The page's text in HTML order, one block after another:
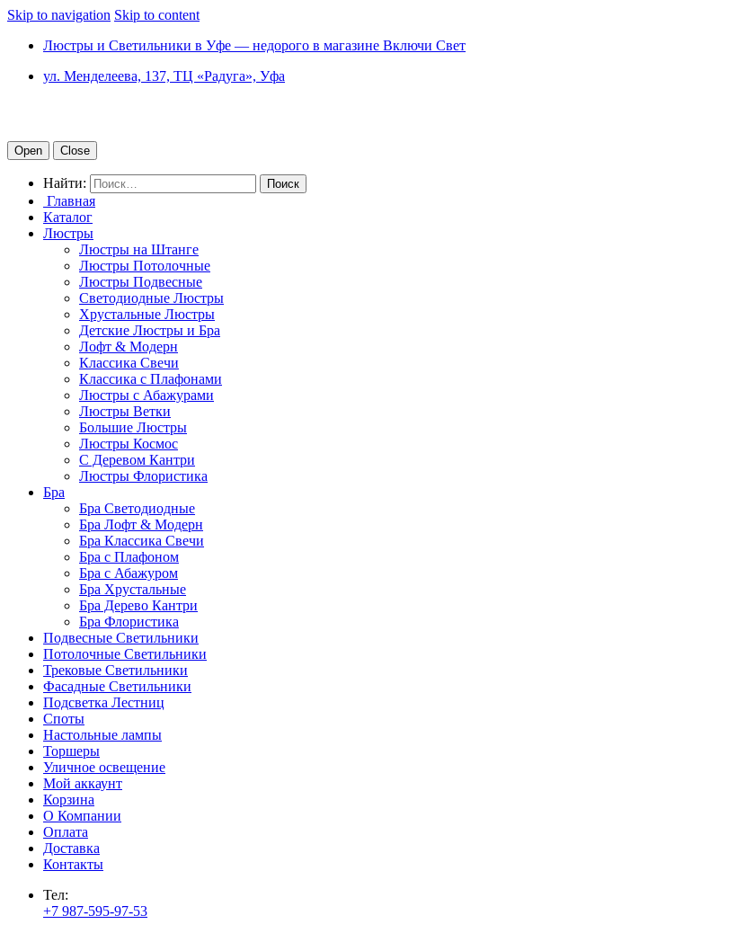
Skip to navigation Skip to content
Люстры и Светильники в Уфе — недорого в магазине Включи Свет
ул. Менделеева, 137, ТЦ «Радуга», Уфа
Open Close
Найти:
Главная
Каталог
Люстры
Люстры на Штанге
Люстры Потолочные
Люстры Подвесные
Светодиодные Люстры
Хрустальные Люстры
Детские Люстры и Бра
Лофт & Модерн
Классика Свечи
Классика с Плафонами
Люстры с Абажурами
Люстры Ветки
Большие Люстры
Люстры Космос
С Деревом Кантри
Люстры Флористика
Бра
Бра Светодиодные
Бра Лофт & Модерн
Бра Классика Свечи
Бра с Плафоном
Бра с Абажуром
Бра Хрустальные
Бра Дерево Кантри
Бра Флористика
Подвесные Светильники
Потолочные Светильники
Трековые Светильники
Фасадные Светильники
Подсветка Лестниц
Споты
Настольные лампы
Торшеры
Уличное освещение
Мой аккаунт
Корзина
О Компании
Оплата
Доставка
Контакты
Тел:
+7 987-595-97-53